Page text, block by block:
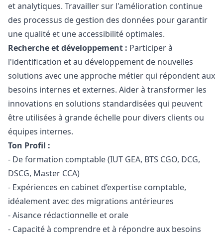
et analytiques. Travailler sur l'amélioration continue
des processus de gestion des données pour garantir
une qualité et une accessibilité optimales.
Recherche et développement : Participer à
l'identification et au développement de nouvelles
solutions avec une approche métier qui répondent aux
besoins internes et externes. Aider à transformer les
innovations en solutions standardisées qui peuvent
être utilisées à grande échelle pour divers clients ou
équipes internes.
Ton Profil :
- De formation comptable (IUT GEA, BTS CGO, DCG,
DSCG, Master CCA)
- Expériences en cabinet d’expertise comptable,
idéalement avec des migrations antérieures
- Aisance rédactionnelle et orale
- Capacité à comprendre et à répondre aux besoins